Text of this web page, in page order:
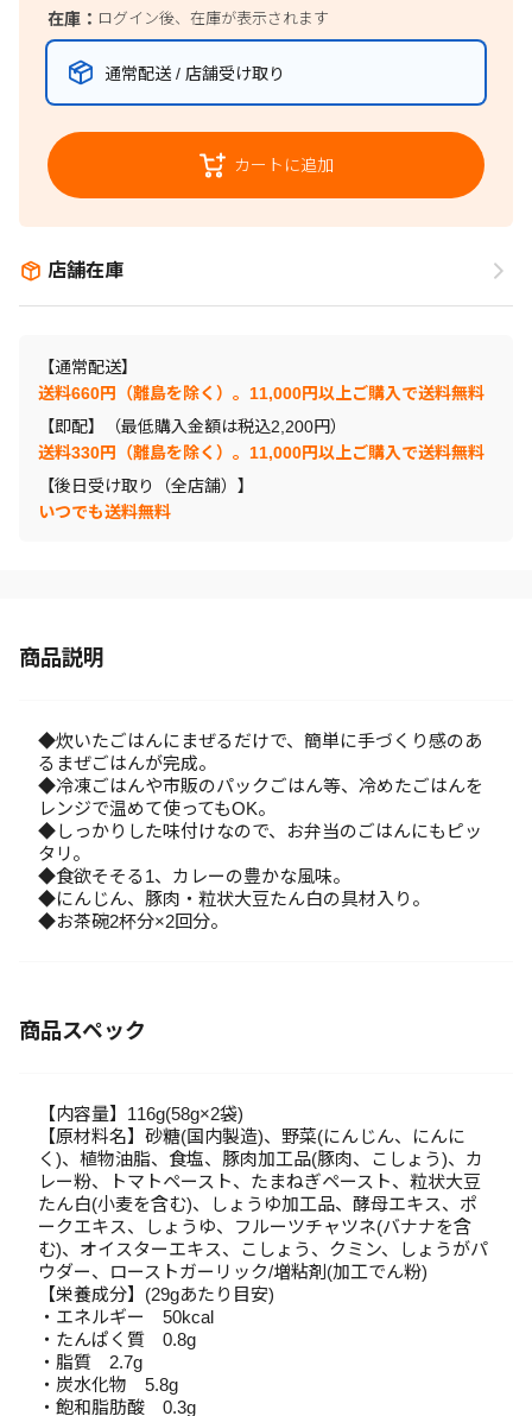
在庫： ログイン後、在庫が表示されます
通常配送 / 店舗受け取り
カートに追加
店舗在庫
【通常配送】
送料660円（離島を除く）。11,000円以上ご購入で送料無料
【即配】（最低購入金額は税込2,200円）
送料330円（離島を除く）。11,000円以上ご購入で送料無料
【後日受け取り（全店舗）】
いつでも送料無料
商品説明
◆炊いたごはんにまぜるだけで、簡単に手づくり感のあ
るまぜごはんが完成。
◆冷凍ごはんや市販のパックごはん等、冷めたごはんを
レンジで温めて使ってもOK。
◆しっかりした味付けなので、お弁当のごはんにもピッ
タリ。
◆食欲そそる1、カレーの豊かな風味。
◆にんじん、豚肉・粒状大豆たん白の具材入り。
◆お茶碗2杯分×2回分。
商品スペック
【内容量】116g(58g×2袋)
【原材料名】砂糖(国内製造)、野菜(にんじん、にんに
く)、植物油脂、食塩、豚肉加工品(豚肉、こしょう)、カ
レー粉、トマトペースト、たまねぎペースト、粒状大豆
たん白(小麦を含む)、しょうゆ加工品、酵母エキス、ポ
ークエキス、しょうゆ、フルーツチャツネ(バナナを含
む)、オイスターエキス、こしょう、クミン、しょうがパ
ウダー、ローストガーリック/増粘剤(加工でん粉)
【栄養成分】(29gあたり目安)
・エネルギー 50kcal
・たんぱく質 0.8g
・脂質 2.7g
・炭水化物 5.8g
・飽和脂肪酸 0.3g